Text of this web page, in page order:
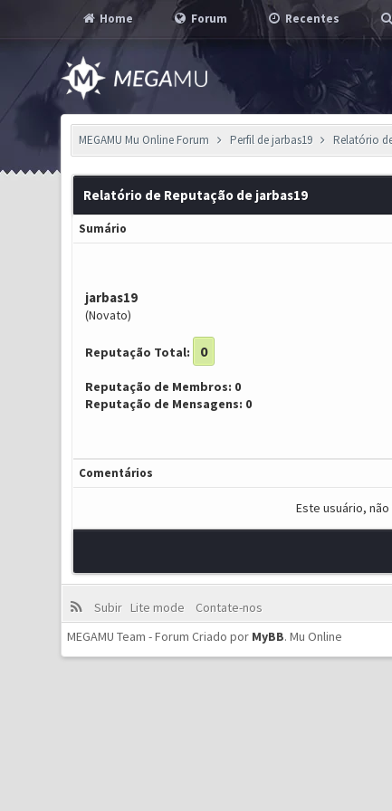
Home Forum Recentes
MEGAMU Mu Online Forum Perfil de jarbas19 Relatório
Relatório de Reputação de jarbas19
Sumário
jarbas19
(Novato)
Reputação Total: 0
Reputação de Membros: 0
Reputação de Mensagens: 0
Comentários
Este usuário,
Subir Lite mode
Contate-nos
MEGAMU Team - Forum Criado por MyBB.Mu Online